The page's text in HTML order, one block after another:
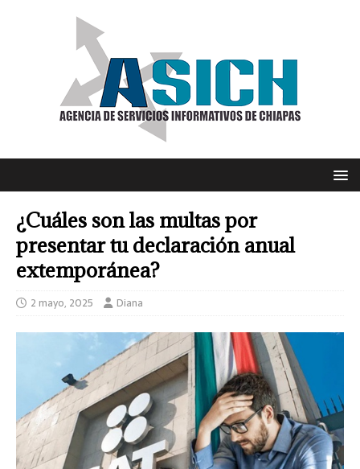
¿Cuáles son las multas por
presentar tu declaración anual
extemporánea?
2 mayo, 2025 Diana